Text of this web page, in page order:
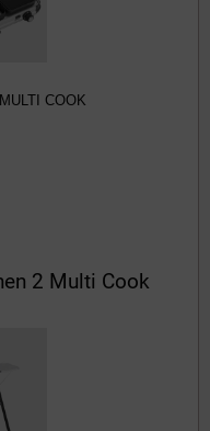
COOK
2 Multi Cook